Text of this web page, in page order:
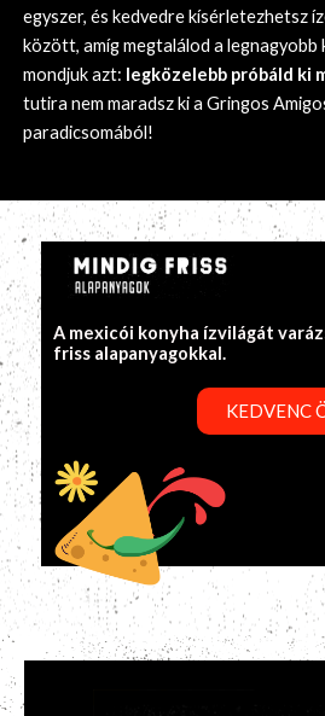
egyszer, és kedvedre kísérletezhetsz
között, amíg megtalálod a
mondjuk azt: legközelebb próbáld ki
tutira nem maradsz ki a Gringos
paradicsomából!
A mexicói konyha ízvilágát
friss alapanyagokkal.
KEDVENC